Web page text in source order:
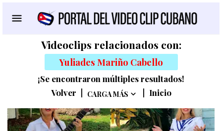
Videoclips relacionados con:
Yuliades Mariño Cabello
¡Se encontraron múltiples resultados!
Volver
CARGA MÁS Inicio